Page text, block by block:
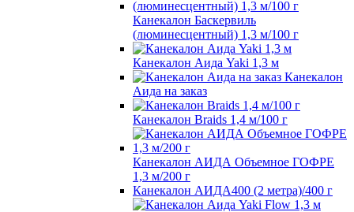
Канекалон Баскервиль
(люминесцентный) 1,3 м/100 г
Канекалон Аида Yaki 1,3 м
Канекалон
Аида на заказ
Канекалон Braids 1,4 м/100 г
Канекалон АИДА Объемное ГОФРЕ
1,3 м/200 г
Канекалон АИДА400 (2 метра)/400 г